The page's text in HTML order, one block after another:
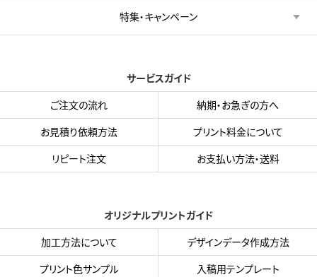
特集・キャンペーン
サービスガイド
ご注文の流れ
納期・お急ぎの方へ
お見積り依頼方法
プリント料金について
リピート注文
お支払い方法・送料
オリジナルプリントガイド
加工方法について
デザインデータ作成方法
プリント色サンプル
入稿用テンプレート